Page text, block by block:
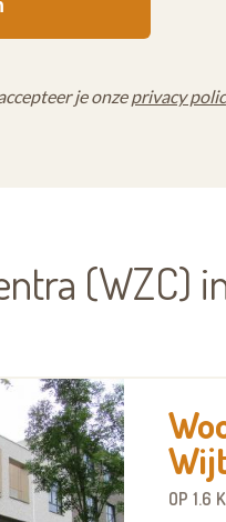
je onzeprivacy
(WZC)
OP 1.6